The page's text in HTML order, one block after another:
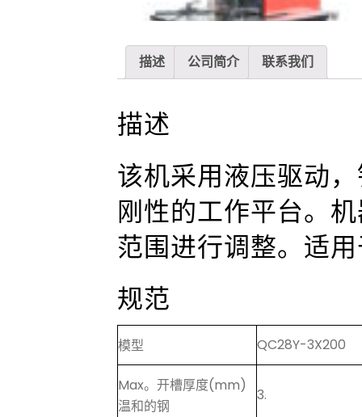
描述 公司简介 联系我们
描述
该机采用液压驱动
刚性的工作平台。
范围进行调整。适
规范
模型 QC28Y-3X200
Max。开槽厚度(mm)
温和的钢
3.